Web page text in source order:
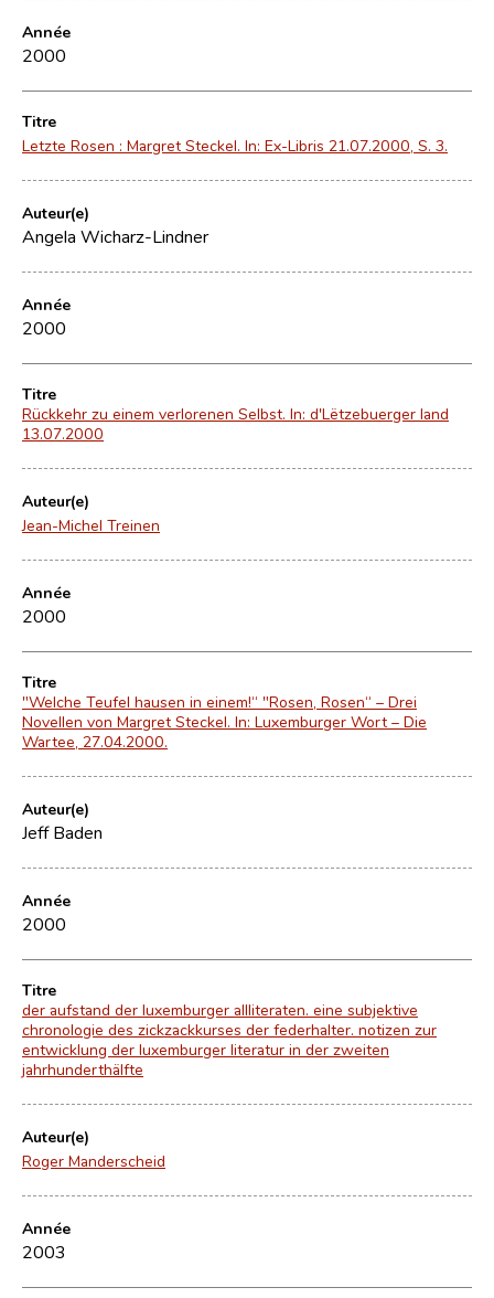
Année
2000
Titre
Letzte Rosen : Margret Steckel. In: Ex-Libris 21.07.2000, S. 3.
Auteur(e)
Angela Wicharz-Lindner
Année
2000
Titre
Rückkehr zu einem verlorenen Selbst. In: d'Lëtzebuerger land
13.07.2000
Auteur(e)
Jean-Michel Treinen
Année
2000
Titre
"Welche Teufel hausen in einem!“ "Rosen, Rosen“ – Drei
Novellen von Margret Steckel. In: Luxemburger Wort – Die
Wartee, 27.04.2000.
Auteur(e)
Jeff Baden
Année
2000
Titre
der aufstand der luxemburger allliteraten. eine subjektive
chronologie des zickzackkurses der federhalter. notizen zur
entwicklung der luxemburger literatur in der zweiten
jahrhunderthälfte
Auteur(e)
Roger Manderscheid
Année
2003